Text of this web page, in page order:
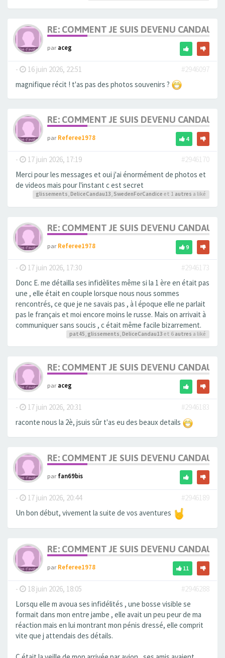
RE: COMMENT JE SUIS DEVENU
paraceg
- 16 juin 2026, 22:51
#2946097
magnifique récit ! t'as pas des photos souvenirs ?
RE: COMMENT JE SUIS DEVENU
parReferee1978 4
- 17 juin 2026, 17:19
#2946170
Merci pour les messages et oui j'ai énormément de photos et
de videos mais pour l'instant c est secret
glissements, DeliceCandau13, SwedenForCandice et 1 autres a liké
RE: COMMENT JE SUIS DEVENU
parReferee1978 9
- 17 juin 2026, 17:30
#2946173
Donc E. me détailla ses infidèlites même si la 1 ère en était pas
une , elle était en couple lorsque nous nous sommes
rencontrés, ce que je ne savais pas , à l époque elle ne parlait
pas le français et moi encore moins le russe. Mais on arrivait à
communiquer sans soucis , c était même facile bizarrement.
pat45, glissements, DeliceCandau13 et 6 autres a liké
RE: COMMENT JE SUIS DEVENU
paraceg
- 17 juin 2026, 20:31
#2946183
raconte nous la 2è, jsuis sûr t'as eu des beaux details
RE: COMMENT JE SUIS DEVENU
parfan69bis
- 17 juin 2026, 20:44
#2946189
Un bon début, vivement la suite de vos aventures
RE: COMMENT JE SUIS DEVENU
parReferee1978 11
- 18 juin 2026, 18:05
#2946288
Lorsqu elle m avoua ses infidélités , une bosse visible se
formait dans mon entre jambe , elle avait un peu peur de ma
réaction mais en lui montrant mon pénis dressé, elle comprit
vite que j attendais des détails.